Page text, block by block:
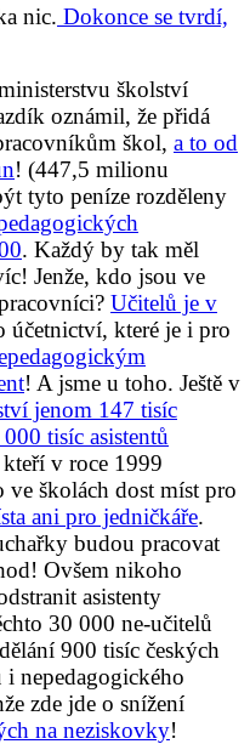
nic. Dokonce se tvrdí,
školství
oznámil, že přidá
škol, a to od
! (447,5 milionu
tyto peníze rozděleny
. Každý by tak měl
Jenže, kdo jsou ve
Učitelů je v
účetnictví, které je i pro
! A jsme u toho. Ještě v
jenom 147 tisíc
tisíc asistentů
v roce 1999
školách dost míst pro
ani pro jedničkáře.
budou pracovat
Ovšem nikoho
asistenty
30 000 ne-učitelů
900 tisíc českých
nepedagogického
zde jde o snížení
na neziskovky!